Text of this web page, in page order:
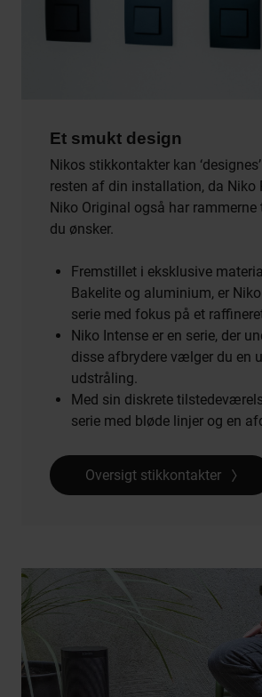
Et smukt design
Nikos stikkontakter kan
resten af din installation, da Niko
Niko Original også har
du ønsker.
Fremstillet i eksklusive
Bakelite og aluminium, er
serie med fokus på et
Niko Intense er en serie, der
disse afbrydere vælger du en
udstråling.
Med sin diskrete
serie med bløde linjer og en
Oversigt stikkontakter